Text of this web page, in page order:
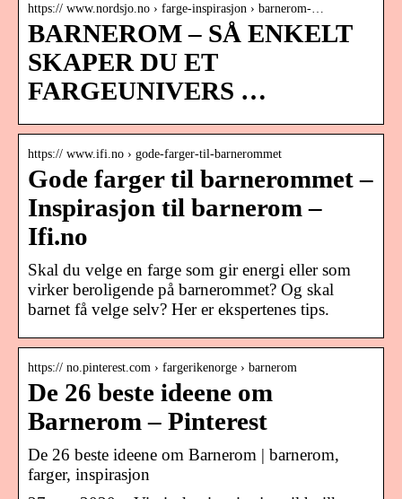
https:// www.nordsjo.no › farge-inspirasjon › barnerom-…
BARNEROM – SÅ ENKELT
SKAPER DU ET
FARGEUNIVERS …
https:// www.ifi.no › gode-farger-til-barnerommet
Gode farger til barnerommet –
Inspirasjon til barnerom –
Ifi.no
Skal du velge en farge som gir energi eller som
virker beroligende på barnerommet? Og skal
barnet få velge selv? Her er ekspertenes tips.
https:// no.pinterest.com › fargerikenorge › barnerom
De 26 beste ideene om
Barnerom – Pinterest
De 26 beste ideene om Barnerom | barnerom,
farger, inspirasjon